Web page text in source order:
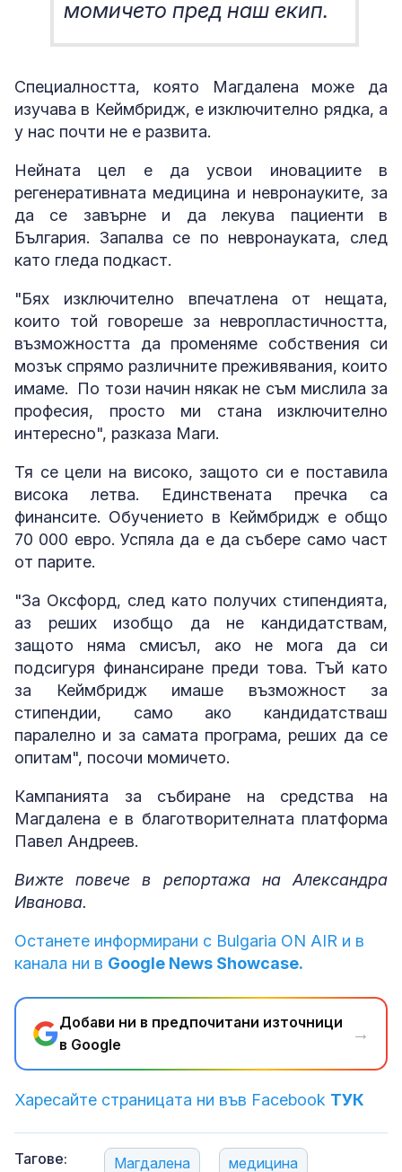
момичето пред наш екип.
Специалността, която Магдалена може да
изучава в Кеймбридж, е изключително рядка, а
у нас почти не е развита.
Нейната цел е да усвои иновациите в
регенеративната медицина и невронауките, за
да се завърне и да лекува пациенти в
България. Запалва се по невронауката, след
като гледа подкаст.
"Бях изключително впечатлена от нещата,
които той говореше за невропластичността,
възможността да променяме собствения си
мозък спрямо различните преживявания, които
имаме. По този начин някак не съм мислила за
професия, просто ми стана изключително
интересно", разказа Маги.
Тя се цели на високо, защото си е поставила
висока летва. Единствената пречка са
финансите. Обучението в Кеймбридж е общо
70 000 евро. Успяла да е да събере само част
от парите.
"За Оксфорд, след като получих стипендията,
аз реших изобщо да не кандидатствам,
защото няма смисъл, ако не мога да си
подсигуря финансиране преди това. Тъй като
за Кеймбридж имаше възможност за
стипендии, само ако кандидатстваш
паралелно и за самата програма, реших да се
опитам", посочи момичето.
Кампанията за събиране на средства на
Магдалена е в благотворителната платформа
Павел Андреев.
Вижте повече в репортажа на Александра
Иванова.
Останете информирани с Bulgaria ON AIR и в
канала ни в Google News Showcase.
Добави ни в предпочитани източници
в Google
→
Харесайте страницата ни във Facebook ТУК
Тагове: Магдалена медицина